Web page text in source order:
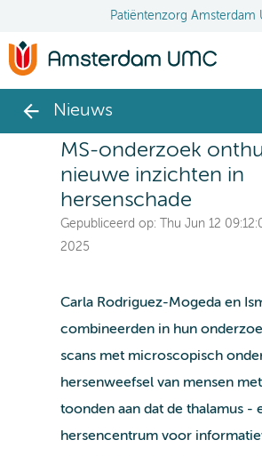
Patiëntenzorg Amsterdam
Nieuws
MS-onderzoek
nieuwe inzichten in
hersenschade
Gepubliceerd op:
Thu Jun 12
2025
Carla Rodriguez-Mogeda en
combineerden in hun
scans met microscopisch
hersenweefsel van mensen
toonden aan dat de thalamus -
hersencentrum voor